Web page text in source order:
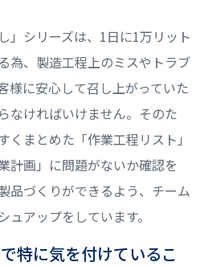
」シリーズは、1日に1万リット
為、製造工程上のミスやトラブ
様に安心して召し上がっていた
なければいけません。そのた
くまとめた「作業工程リスト」
計画」に問題がないか確認を
品づくりができるよう、チーム
アップをしています。
特に気を付けているこ